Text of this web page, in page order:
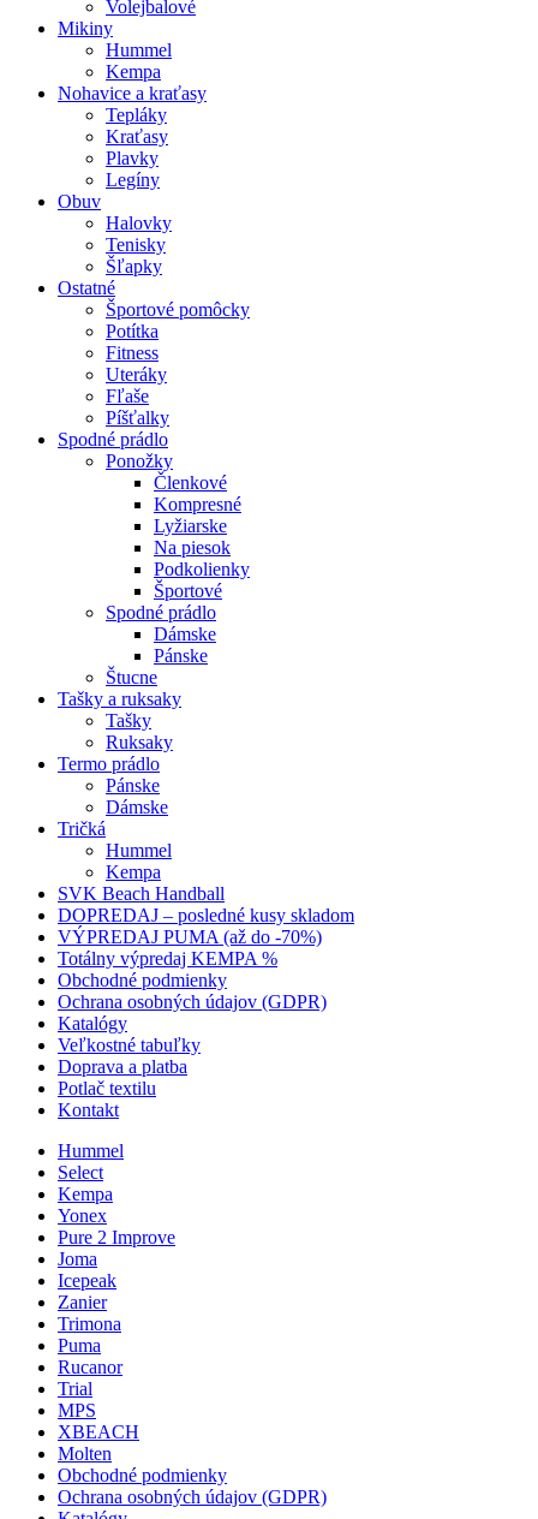
Volejbalové
Mikiny
Hummel
Kempa
Nohavice a kraťasy
Tepláky
Kraťasy
Plavky
Legíny
Obuv
Halovky
Tenisky
Šľapky
Ostatné
Športové pomôcky
Potítka
Fitness
Uteráky
Fľaše
Píšťalky
Spodné prádlo
Ponožky
Členkové
Kompresné
Lyžiarske
Na piesok
Podkolienky
Športové
Spodné prádlo
Dámske
Pánske
Štucne
Tašky a ruksaky
Tašky
Ruksaky
Termo prádlo
Pánske
Dámske
Tričká
Hummel
Kempa
SVK Beach Handball
DOPREDAJ – posledné kusy skladom
VÝPREDAJ PUMA (až do -70%)
Totálny výpredaj KEMPA %
Obchodné podmienky
Ochrana osobných údajov (GDPR)
Katalógy
Veľkostné tabuľky
Doprava a platba
Potlač textilu
Kontakt
Hummel
Select
Kempa
Yonex
Pure 2 Improve
Joma
Icepeak
Zanier
Trimona
Puma
Rucanor
Trial
MPS
XBEACH
Molten
Obchodné podmienky
Ochrana osobných údajov (GDPR)